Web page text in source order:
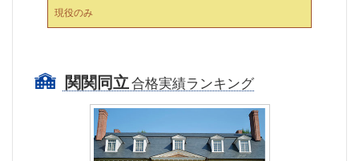
現役のみ
関関同立合格実績ランキング